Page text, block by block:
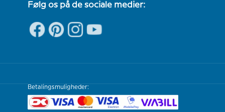
Følg os på de sociale medier:
Betalingsmuligheder: